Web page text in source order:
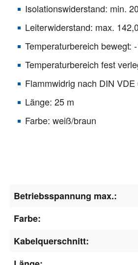
Isolationswiderstand: min.
Leiterwiderstand: max.
Temperaturbereich bewegt:
Temperaturbereich fest
Flammwidrig nach DIN
Länge: 25 m
Farbe: weiß/braun
Betriebsspannung max.:
Farbe:
Kabelquerschnitt: